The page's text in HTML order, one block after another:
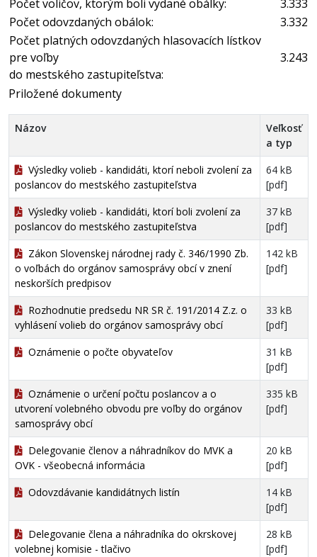
Počet voličov, ktorým boli vydané obálky:
3.333
Počet odovzdaných obálok:
3.332
Počet platných odovzdaných hlasovacích lístkov
pre voľby
do mestského zastupiteľstva:
3.243
Priložené dokumenty
Názov
Veľkosť
a typ
Výsledky volieb - kandidáti, ktorí neboli zvolení za
poslancov do mestského zastupiteľstva
64 kB
[pdf]
Výsledky volieb - kandidáti, ktorí boli zvolení za
poslancov do mestského zastupiteľstva
37 kB
[pdf]
Zákon Slovenskej národnej rady č. 346/1990 Zb.
o voľbách do orgánov samosprávy obcí v znení
neskorších predpisov
142 kB
[pdf]
Rozhodnutie predsedu NR SR č. 191/2014 Z.z. o
vyhlásení volieb do orgánov samosprávy obcí
33 kB
[pdf]
Oznámenie o počte obyvateľov
31 kB
[pdf]
Oznámenie o určení počtu poslancov a o
utvorení volebného obvodu pre voľby do orgánov
samosprávy obcí
335 kB
[pdf]
Delegovanie členov a náhradníkov do MVK a
OVK - všeobecná informácia
20 kB
[pdf]
Odovzdávanie kandidátnych listín
14 kB
[pdf]
Delegovanie člena a náhradníka do okrskovej
volebnej komisie - tlačivo
28 kB
[pdf]